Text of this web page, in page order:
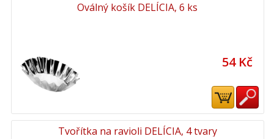
Oválný košík DELÍCIA, 6 ks
54 Kč
Tvořítka na ravioli DELÍCIA, 4 tvary